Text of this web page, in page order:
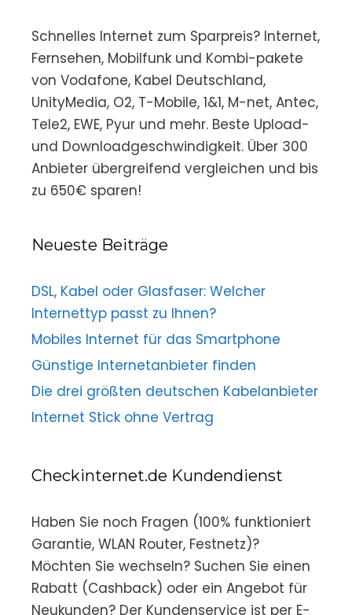
Schnelles Internet zum Sparpreis? Internet,
Fernsehen, Mobilfunk und Kombi-pakete
von Vodafone, Kabel Deutschland,
UnityMedia, O2, T-Mobile, 1&1, M-net, Antec,
Tele2, EWE, Pyur und mehr. Beste Upload-
und Downloadgeschwindigkeit. Über 300
Anbieter übergreifend vergleichen und bis
zu 650€ sparen!
Neueste Beiträge
DSL, Kabel oder Glasfaser: Welcher
Internettyp passt zu Ihnen?
Mobiles Internet für das Smartphone
Günstige Internetanbieter finden
Die drei größten deutschen Kabelanbieter
Internet Stick ohne Vertrag
Checkinternet.de Kundendienst
Haben Sie noch Fragen (100% funktioniert
Garantie, WLAN Router, Festnetz)?
Möchten Sie wechseln? Suchen Sie einen
Rabatt (Cashback) oder ein Angebot für
Neukunden? Der Kundenservice ist per E-